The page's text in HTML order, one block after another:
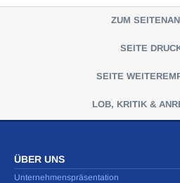
ZUM
SEITE
SEITE
LOB, KRITIK &
ÜBER UNS
Unternehmenspräsentation